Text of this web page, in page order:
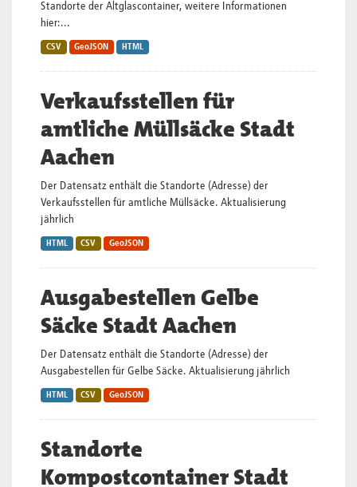
Standorte der Altglascontainer, weitere Informationen
hier:...
CSV GeoJSON HTML
Verkaufsstellen für
amtliche Müllsäcke Stadt
Aachen
Der Datensatz enthält die Standorte (Adresse) der
Verkaufsstellen für amtliche Müllsäcke. Aktualisierung
jährlich
HTML CSV GeoJSON
Ausgabestellen Gelbe
Säcke Stadt Aachen
Der Datensatz enthält die Standorte (Adresse) der
Ausgabestellen für Gelbe Säcke. Aktualisierung jährlich
HTML CSV GeoJSON
Standorte
Kompostcontainer Stadt